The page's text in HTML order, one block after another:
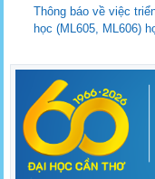
Thông báo về việc
học (ML605, ML606)